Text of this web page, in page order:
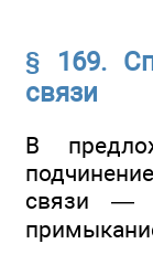
§ 169.
связи
В
связи —